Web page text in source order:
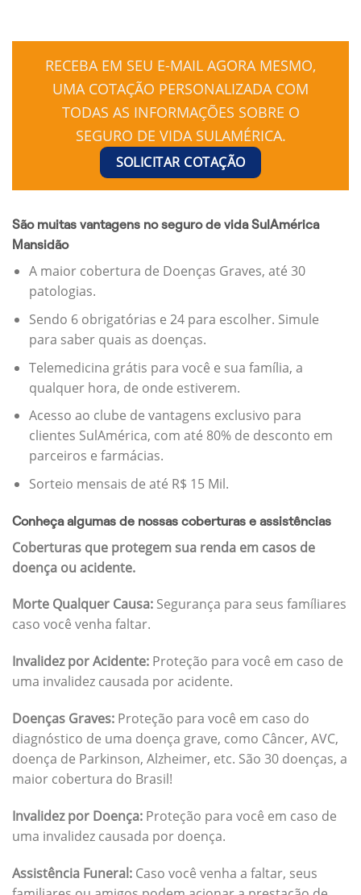
RECEBA EM SEU E-MAIL AGORA MESMO,
UMA COTAÇÃO PERSONALIZADA COM
TODAS AS INFORMAÇÕES SOBRE O
SEGURO DE VIDA SULAMÉRICA.
SOLICITAR COTAÇÃO
São muitas vantagens no seguro de vida SulAmérica
Mansidão
A maior cobertura de Doenças Graves, até 30
patologias.
Sendo 6 obrigatórias e 24 para escolher. Simule
para saber quais as doenças.
Telemedicina grátis para você e sua família, a
qualquer hora, de onde estiverem.
Acesso ao clube de vantagens exclusivo para
clientes SulAmérica, com até 80% de desconto em
parceiros e farmácias.
Sorteio mensais de até R$ 15 Mil.
Conheça algumas de nossas coberturas e assistências
Coberturas que protegem sua renda em casos de
doença ou acidente.
Morte Qualquer Causa: Segurança para seus famíliares
caso você venha faltar.
Invalidez por Acidente: Proteção para você em caso de
uma invalidez causada por acidente.
Doenças Graves: Proteção para você em caso do
diagnóstico de uma doença grave, como Câncer, AVC,
doença de Parkinson, Alzheimer, etc. São 30 doenças, a
maior cobertura do Brasil!
Invalidez por Doença: Proteção para você em caso de
uma invalidez causada por doença.
Assistência Funeral: Caso você venha a faltar, seus